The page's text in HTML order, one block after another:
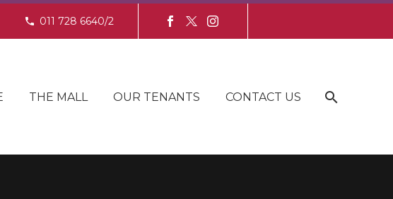
011 728 6640/2
THE MALL OUR TENANTS CONTACT US